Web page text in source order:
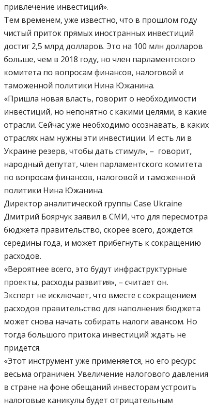
привлечение инвестиций».
Тем временем, уже известно, что в прошлом году
чистый приток прямых иностранных инвестиций
достиг 2,5 млрд долларов. Это на 100 млн долларов
больше, чем в 2018 году, но член парламентского
комитета по вопросам финансов, налоговой и
таможенной политики Нина Южанина.
«Пришла новая власть, говорит о необходимости
инвестиций, но непонятно с какими целями, в какие
отрасли. Сейчас уже необходимо осознавать, в каких
отраслях нам нужны эти инвестиции. И есть ли в
Украине резерв, чтобы дать стимул», – говорит,
народный депутат, член парламентского комитета
по вопросам финансов, налоговой и таможенной
политики Нина Южанина.
Директор аналитической группы Case Ukraine
Дмитрий Боярчук заявил в СМИ, что для пересмотра
бюджета правительство, скорее всего, дождется
середины года, и может прибегнуть к сокращению
расходов.
«Вероятнее всего, это будут инфраструктурные
проекты, расходы развития», – считает он.
Эксперт не исключает, что вместе с сокращением
расходов правительство для наполнения бюджета
может снова начать собирать налоги авансом. Но
тогда большого притока инвестиций ждать не
придется.
«Этот инструмент уже применяется, но его ресурс
весьма ограничен. Увеличение налогового давления
в стране на фоне обещаний инвесторам устроить
налоговые каникулы будет отрицательным